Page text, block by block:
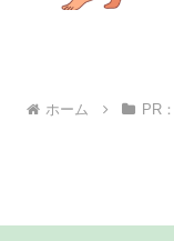
ホーム PR